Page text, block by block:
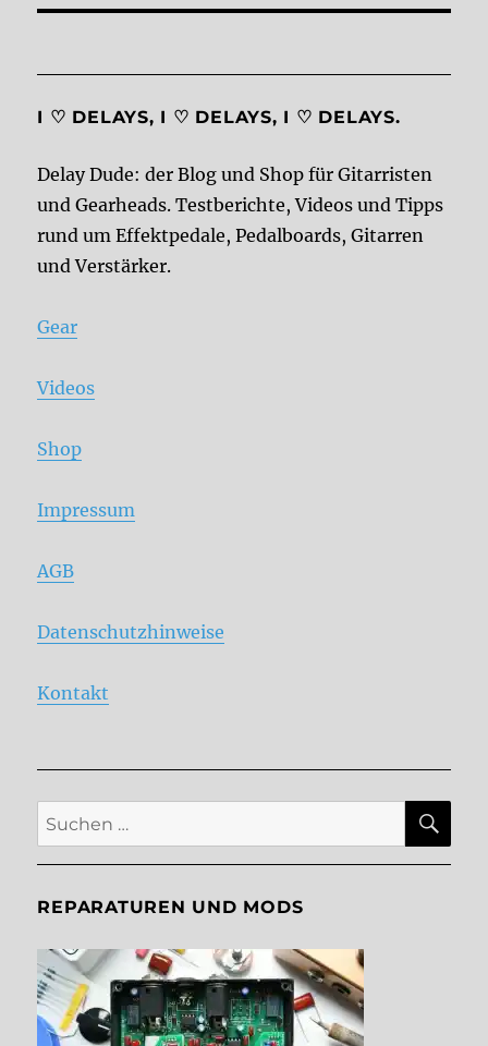
I ♡ DELAYS, I ♡ DELAYS, I ♡ DELAYS.
Delay Dude: der Blog und Shop für Gitarristen
und Gearheads. Testberichte, Videos und Tipps
rund um Effektpedale, Pedalboards, Gitarren
und Verstärker.
Gear
Videos
Shop
Impressum
AGB
Datenschutzhinweise
Kontakt
Suche
nach:
REPARATUREN UND MODS